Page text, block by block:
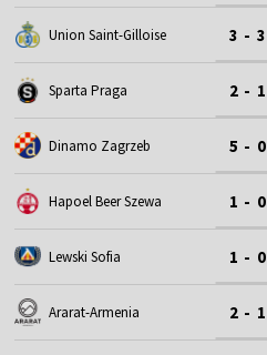
Union Saint-Gilloise 3 - 3
Sparta Praga 2 - 1
Dinamo Zagrzeb 5 - 0
Hapoel Beer Szewa 1 - 0
Lewski Sofia 1 - 0
Ararat-Armenia 2 - 1